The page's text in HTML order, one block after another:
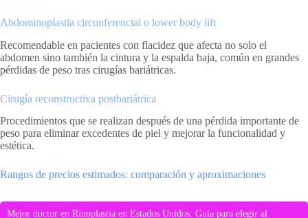
Abdominoplastia circunferencial o lower body lift
Recomendable en pacientes con flacidez que afecta no solo el
abdomen sino también la cintura y la espalda baja, común en grandes
pérdidas de peso tras cirugías bariátricas.
Cirugía reconstructiva postbariátrica
Procedimientos que se realizan después de una pérdida importante de
peso para eliminar excedentes de piel y mejorar la funcionalidad y
estética.
Rangos de precios estimados: comparación y aproximaciones
Mejor doctor en Rinoplastia en Estados Unidos: Guía para elegir al